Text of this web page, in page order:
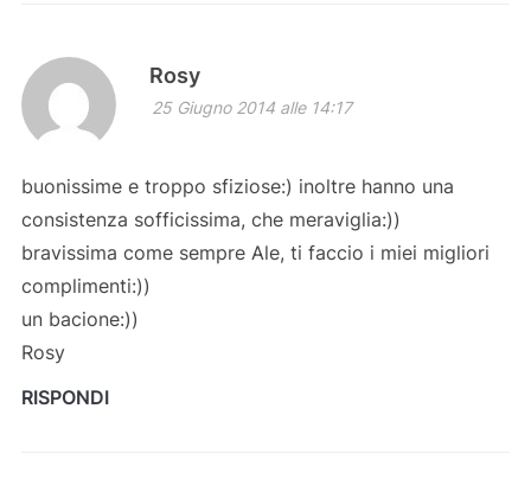
Rosy
25 Giugno 2014 alle 14:17
buonissime e troppo sfiziose:) inoltre hanno una
consistenza sofficissima, che meraviglia:))
bravissima come sempre Ale, ti faccio i miei migliori
complimenti:))
un bacione:))
Rosy
RISPONDI